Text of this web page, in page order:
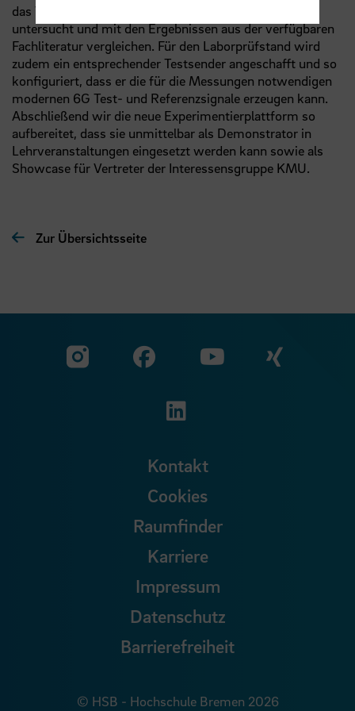
das Verhalten der IRS in einer Reihe von Experimenten
untersucht und mit den Ergebnissen aus der verfügbaren
Fachliteratur vergleichen. Für den Laborprüfstand wird
zudem ein entsprechender Testsender angeschafft und so
konfiguriert, dass er die für die Messungen notwendigen
modernen 6G Test- und Referenzsignale erzeugen kann.
Abschließend wir die neue Experimentierplattform so
aufbereitet, dass sie unmittelbar als Demonstrator in
Lehrveranstaltungen eingesetzt werden kann sowie als
Showcase für Vertreter der Interessensgruppe KMU.
Zur Übersichtsseite
Zu unserer Facebook
Zu
Zu unserer
Kontakt
Cookies
Raumfinder
Karriere
Impressum
Datenschutz
Barrierefreiheit
© HSB - Hochschule Bremen 2026